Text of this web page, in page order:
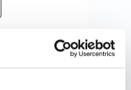
τρέχουσα
τιμή